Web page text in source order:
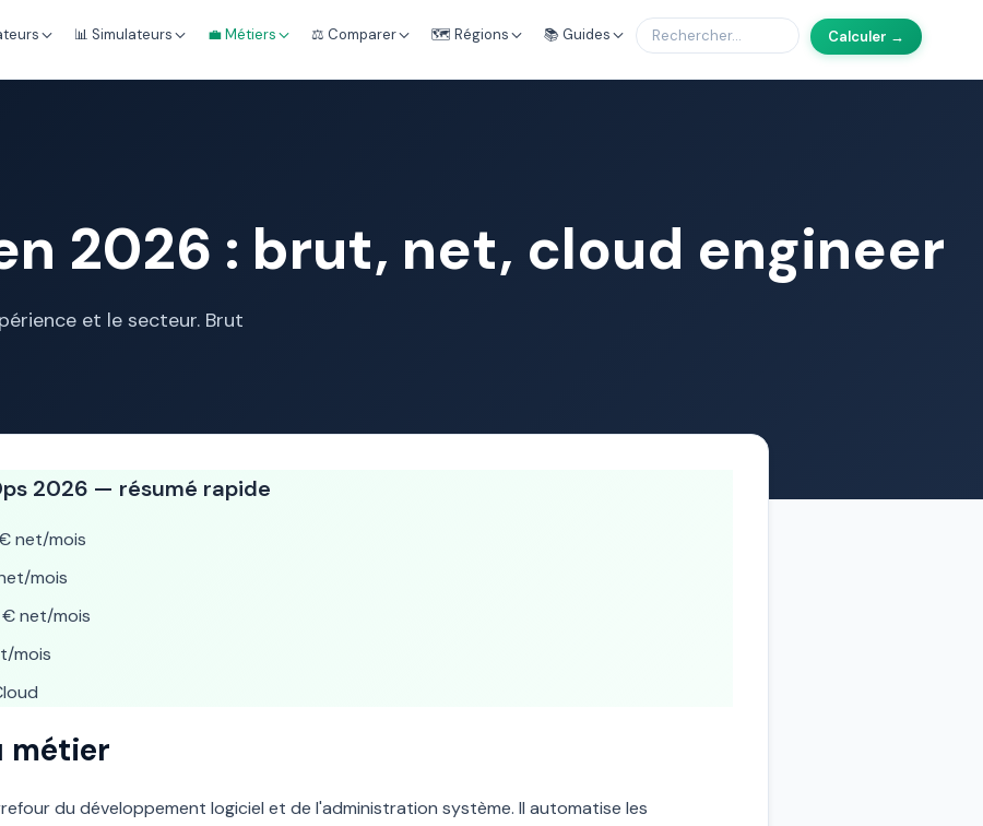
📊 Simulateurs 💼 Métiers ⚖️ Comparer 🗺️ Régions 📚 Guides Calculer →
2026 : brut, net, cloud engineer
et le secteur. Brut
2026 — résumé rapide
net/mois
mois
net/mois
mois
métier
du développement logiciel et de l'administration système. Il automatise les